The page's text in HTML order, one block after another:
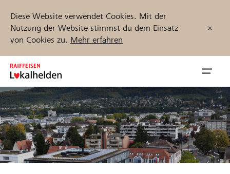
Diese Website verwendet Cookies. Mit der
Nutzung der Website stimmst du dem Einsatz
von Cookies zu. Mehr erfahren
Zum
Inhalt
springen
öffnen
Projekte und Organisationen finden
Jetzt starten